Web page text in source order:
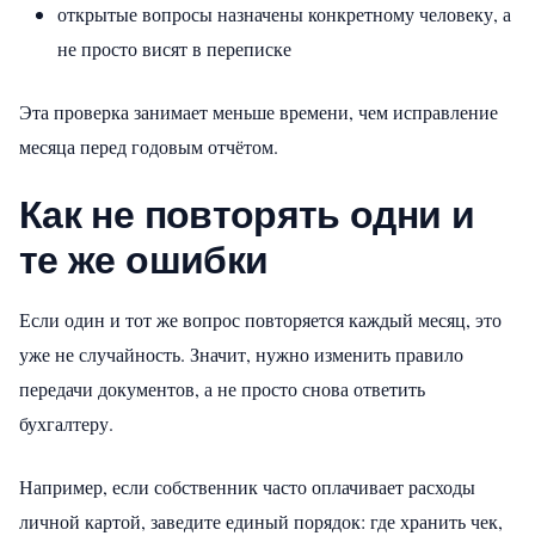
открытые вопросы назначены конкретному человеку, а
не просто висят в переписке
Эта проверка занимает меньше времени, чем исправление
месяца перед годовым отчётом.
Как не повторять одни и
те же ошибки
Если один и тот же вопрос повторяется каждый месяц, это
уже не случайность. Значит, нужно изменить правило
передачи документов, а не просто снова ответить
бухгалтеру.
Например, если собственник часто оплачивает расходы
личной картой, заведите единый порядок: где хранить чек,